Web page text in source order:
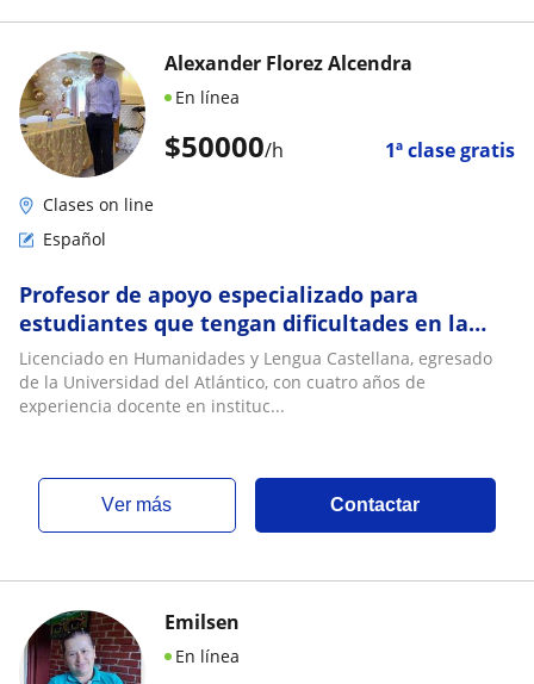
$50000/h 1ª clase gratis
Alexander Florez Alcendra
En línea
Clases on line
Español
Profesor de apoyo especializado para
estudiantes que tengan dificultades en la
asignatura de Español o comprensión lectora
Licenciado en Humanidades y Lengua Castellana, egresado
de la Universidad del Atlántico, con cuatro años de
experiencia docente en instituc...
ver más Contactar
Emilsen
En línea